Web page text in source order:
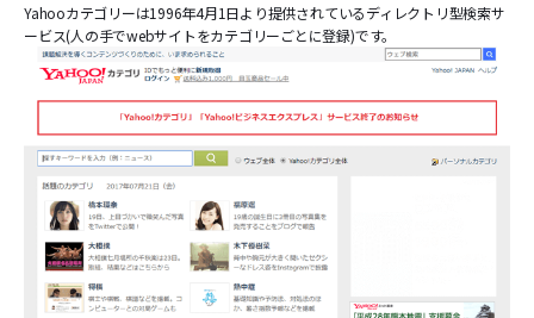
Yahooカテゴリーは1996年4月1日より提供されているディレクトリ型検索サ
ービス(人の手でwebサイトをカテゴリーごとに登録)です。